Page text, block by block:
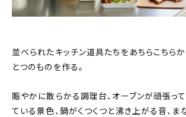
並べられたキッチン道具たちをあちらこちら
とつのものを作る。
賑やかに散らかる調理台、オーブンが頑張っ
ている景色、鍋がくつくつと沸き上がる音、